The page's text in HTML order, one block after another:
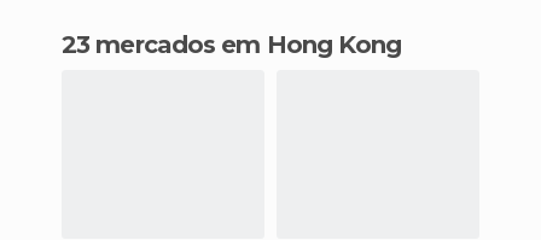
23 mercados em Hong Kong